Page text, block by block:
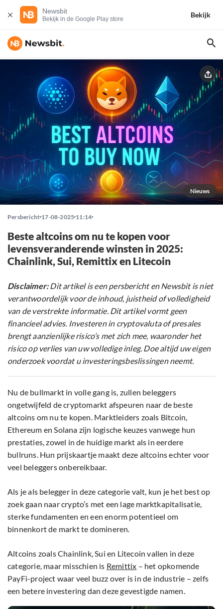
Newsbit
Bekijk in de Google Play store
Bekijk
Nieuws
Persbericht 17-08-2025 11:14
Beste altcoins om nu te kopen voor
levensveranderende winsten in 2025:
Chainlink, Sui, Remittix en Litecoin
Disclaimer:Dit artikel is een persbericht en Newsbit is niet
verantwoordelijk voor de inhoud, juistheid of volledigheid
van de verstrekte informatie. Dit artikel vormt geen
financieel advies. Investeren in cryptovaluta of presales
brengt aanzienlijke risico’s met zich mee, waaronder het
risico op verlies van uw volledige inleg. Doe altijd uw eigen
onderzoek voordat u investeringsbeslissingen neemt.
Nu de bullmarkt in volle gang is, zullen beleggers
ongetwijfeld de cryptomarkt afspeuren naar de beste
altcoins om nu te kopen. Marktleiders zoals Bitcoin,
Ethereum en Solana zijn logische keuzes vanwege hun
prestaties, zowel in de huidige markt als in eerdere
bullruns. Hun prijskaartje maakt deze altcoins echter voor
veel beleggers onbereikbaar.
Als je als belegger in deze categorie valt, kun je het best op
zoek gaan naar crypto’s met een lage marktkapitalisatie,
sterke fundamenten en een enorm potentieel om
binnenkort de markt te domineren.
Altcoins zoals Chainlink, Sui en Litecoin vallen in deze
categorie, maar misschien is Remittix – het opkomende
PayFi-project waar veel buzz over is in de industrie – zelfs
een betere investering dan deze gevestigde namen.